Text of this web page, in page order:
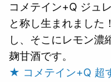
コメテイン+Q ジュ
と称し生まれました
し、そこにレモン濃
麹甘酒です。
★ コメテイン+Q 超